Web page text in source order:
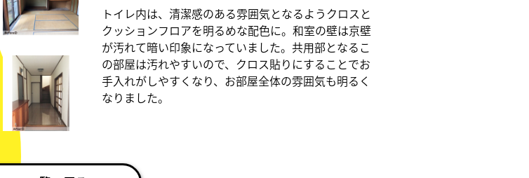
トイレ内は、清潔感のある雰囲気となるようクロスと
クッションフロアを明るめな配色に。和室の壁は京壁
が汚れて暗い印象になっていました。共用部となるこ
の部屋は汚れやすいので、クロス貼りにすることでお
手入れがしやすくなり、お部屋全体の雰囲気も明るく
なりました。